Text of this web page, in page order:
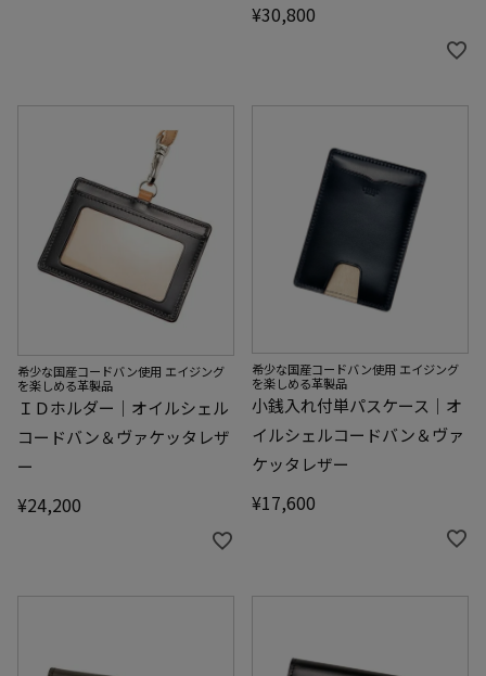
¥30,800
希少な国産コードバン使用 エイジング
を楽しめる革製品
ＩＤホルダー｜オイルシェル
コードバン＆ヴァケッタレザ
ー
¥24,200
希少な国産コードバン使用 エイジング
を楽しめる革製品
小銭入れ付単パスケース｜オ
イルシェルコードバン＆ヴァ
ケッタレザー
¥17,600